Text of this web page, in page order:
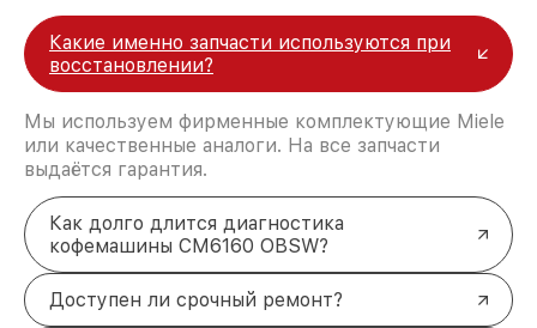
Какие именно запчасти используются при
восстановлении?
Мы используем фирменные комплектующие Miele
или качественные аналоги. На все запчасти
выдаётся гарантия.
Как долго длится диагностика
кофемашины CM6160 OBSW?
Доступен ли срочный ремонт?